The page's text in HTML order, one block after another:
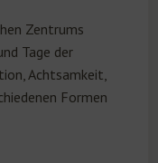
Zentrums
Tage der
Achtsamkeit,
Formen